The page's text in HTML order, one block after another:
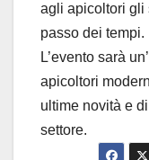
agli apicoltori gli
passo dei tempi.
L’evento sarà
apicoltori
ultime novità e
settore.